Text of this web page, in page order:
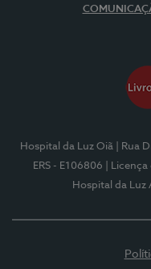
Hospital da Luz Oiã | Rua
ERS - E106806
|
Hospital da Luz